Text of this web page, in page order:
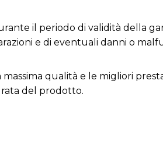
il periodo di validità della
e di eventuali danni o
qualità e le migliori
del prodotto.